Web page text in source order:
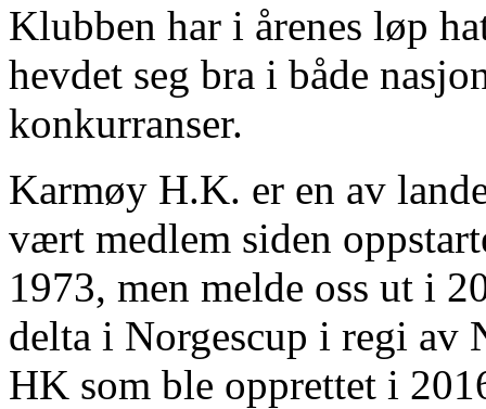
Klubben har i årenes løp
hevdet seg bra i både
konkurranser.
Karmøy H.K. er en av
vært medlem siden
1973, men melde oss ut i
delta i Norgescup i regi av
HK som ble opprettet i